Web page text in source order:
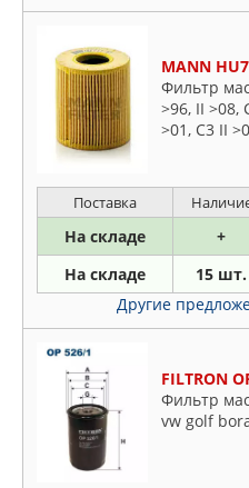
PATRON
PURFLUX
QUATTRO FRENI
SCT
VALEO
ZEKKERT
MANN
Фильтр
>96, II >08,
>01, C3 II
Max >07,
Kuga >08,
Поставка
На складе +
На складе 15 шт.
Другие
FILTRON
Фильтр
vw golf